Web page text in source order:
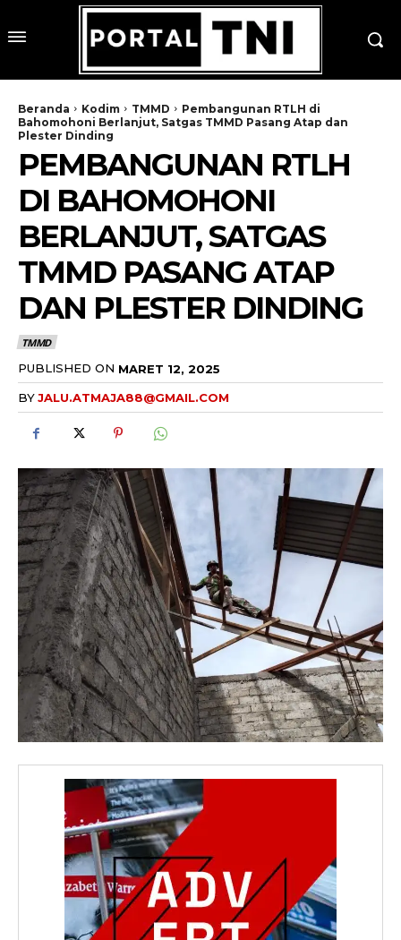
Beranda Kodim TMMD
Pembangunan RTLH di
Bahomohoni Berlanjut, Satgas TMMD Pasang Atap dan
Plester Dinding
PEMBANGUNAN RTLH
DI BAHOMOHONI
BERLANJUT, SATGAS
TMMD PASANG ATAP
DAN PLESTER DINDING
TMMD
PUBLISHED ON MARET 12, 2025
BYJALU.ATMAJA88@GMAIL.COM